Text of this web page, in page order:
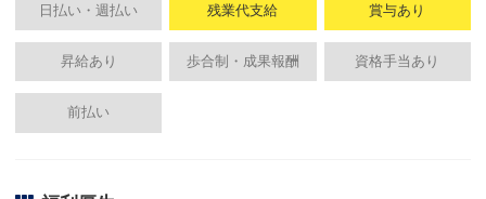
日払い・週払い 残業代支給 賞与あり
昇給あり 歩合制・成果報酬 資格手当あり
前払い